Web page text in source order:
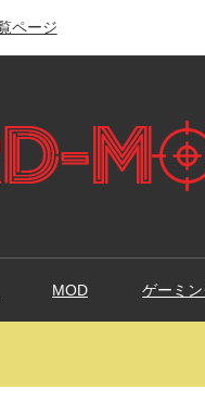
ページ
MOD ゲーミ